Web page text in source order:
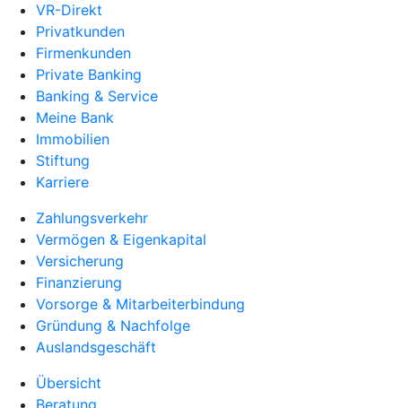
VR-Direkt
Privatkunden
Firmenkunden
Private Banking
Banking & Service
Meine Bank
Immobilien
Stiftung
Karriere
Zahlungsverkehr
Vermögen & Eigenkapital
Versicherung
Finanzierung
Vorsorge & Mitarbeiterbindung
Gründung & Nachfolge
Auslandsgeschäft
Übersicht
Beratung